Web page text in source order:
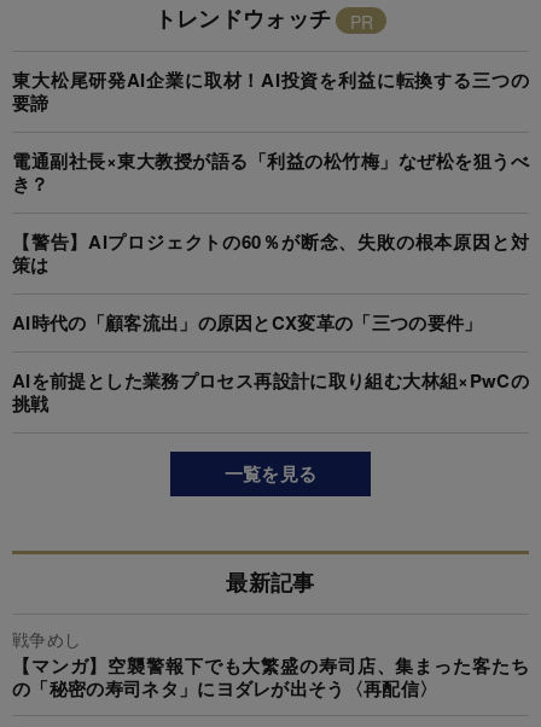
トレンドウォッチ
東大松尾研発AI企業に取材！AI投資を利益に転換する三つの
要諦
電通副社長×東大教授が語る「利益の松竹梅」なぜ松を狙うべ
き？
【警告】AIプロジェクトの60％が断念、失敗の根本原因と対
策は
AI時代の「顧客流出」の原因とCX変革の「三つの要件」
AIを前提とした業務プロセス再設計に取り組む大林組×PwCの
挑戦
一覧を見る
最新記事
戦争めし
【マンガ】空襲警報下でも大繁盛の寿司店、集まった客たち
の「秘密の寿司ネタ」にヨダレが出そう〈再配信〉